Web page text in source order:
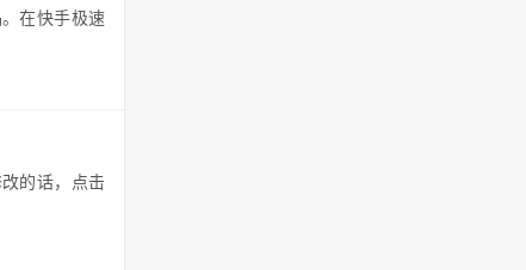
在快手极速
的话，点击